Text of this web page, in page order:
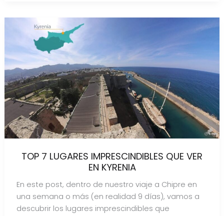
TOP 7 LUGARES IMPRESCINDIBLES QUE VER
EN KYRENIA
En este post, dentro de nuestro viaje a Chipre en
una semana o más (en realidad 9 días), vamos a
descubrir los lugares imprescindibles que